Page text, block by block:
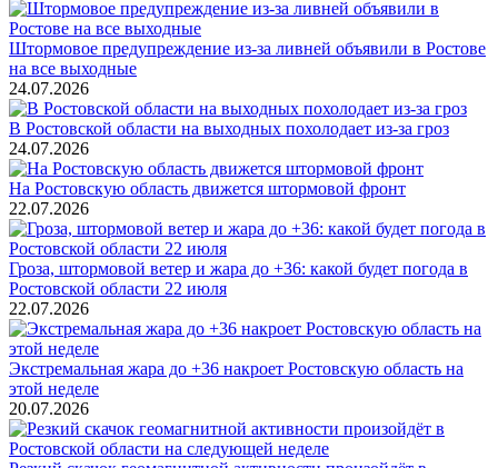
Штормовое предупреждение из-за ливней объявили в Ростове
на все выходные
24.07.2026
В Ростовской области на выходных похолодает из-за гроз
24.07.2026
На Ростовскую область движется штормовой фронт
22.07.2026
Гроза, штормовой ветер и жара до +36: какой будет погода в
Ростовской области 22 июля
22.07.2026
Экстремальная жара до +36 накроет Ростовскую область на
этой неделе
20.07.2026